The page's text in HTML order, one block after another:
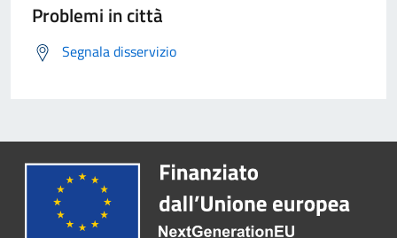
Problemi in città
Segnala disservizio